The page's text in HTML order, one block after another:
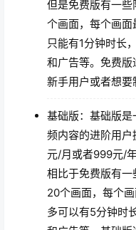
但是免费版有一
个画面，每个画
只能有1分钟时长
和广告等。免费
新手用户或者想要
基础版：基础版
频内容的进阶用
元/月或者999元/
相比于免费版有
20个画面，每个
多可以有5分钟时